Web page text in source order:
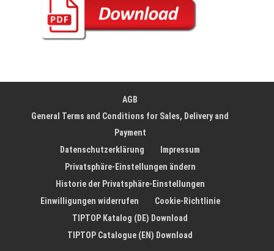
AGB
General Terms and Conditions for Sales, Delivery and
Payment
Datenschutzerklärung
Impressum
Privatsphäre-Einstellungen ändern
Historie der Privatsphäre-Einstellungen
Einwilligungen widerrufen
Cookie-Richtlinie
TIPTOP Katalog (DE) Download
TIPTOP Catalogue (EN) Download